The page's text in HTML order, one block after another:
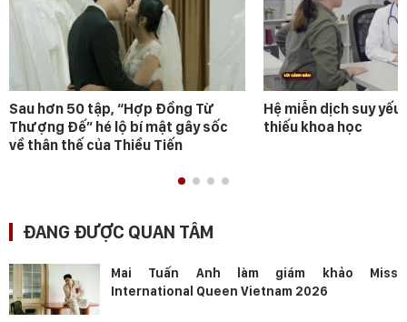
Sau hơn 50 tập, “Hợp Đồng Từ
Thượng Đế” hé lộ bí mật gây sốc
về thân thế của Thiều Tiến
Hệ miễn dịch suy
thiếu khoa học
ĐANG ĐƯỢC QUAN TÂM
Mai Tuấn Anh làm giám khảo Miss
International Queen Vietnam 2026